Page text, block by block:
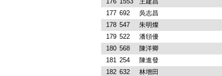
177 692
吳志昌
178 547
朱明燦
179 522
潘頎優
180 568
陳洋卿
181 254
陳進發
182 632
林增田